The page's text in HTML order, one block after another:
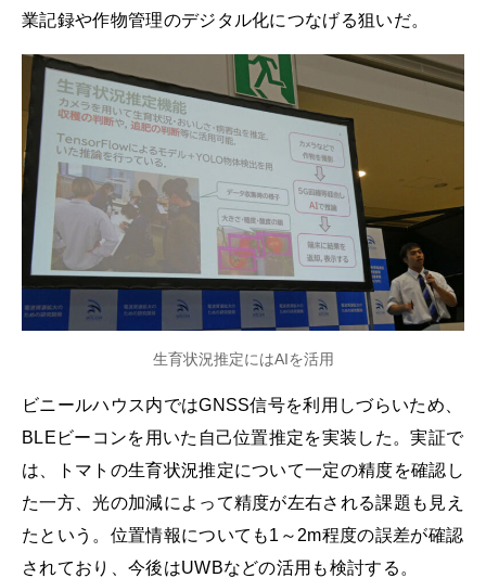
業記録や作物管理のデジタル化につなげる狙いだ。
生育状況推定にはAIを活用
ビニールハウス内ではGNSS信号を利用しづらいため、
BLEビーコンを用いた自己位置推定を実装した。実証で
は、トマトの生育状況推定について一定の精度を確認し
た一方、光の加減によって精度が左右される課題も見え
たという。位置情報についても1～2m程度の誤差が確認
されており、今後はUWBなどの活用も検討する。